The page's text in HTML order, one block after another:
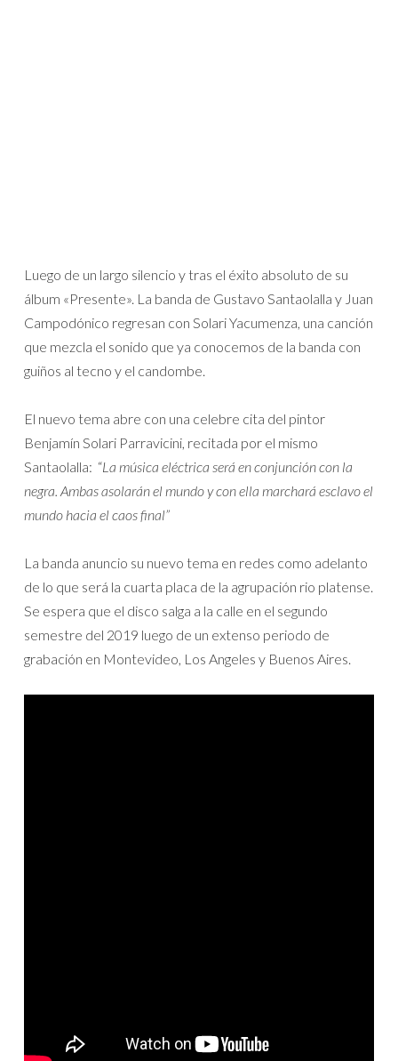
Luego de un largo silencio y tras el éxito absoluto de su
álbum «Presente». La banda de Gustavo Santaolalla y Juan
Campodónico regresan con Solari Yacumenza, una canción
que mezcla el sonido que ya conocemos de la banda con
guiños al tecno y el candombe.
El nuevo tema abre con una celebre cita del pintor
Benjamín Solari Parravicini, recitada por el mismo
Santaolalla: “La música eléctrica será en conjunción con la
negra. Ambas asolarán el mundo y con ella marchará esclavo el
mundo hacia el caos final”
La banda anuncio su nuevo tema en redes como adelanto
de lo que será la cuarta placa de la agrupación rio platense.
Se espera que el disco salga a la calle en el segundo
semestre del 2019 luego de un extenso periodo de
grabación en Montevideo, Los Angeles y Buenos Aires.